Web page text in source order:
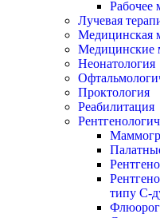
Рабочее
Лучевая
Медицинская
Медицинские
Неонатология
Проктология
Реабилитация
типу С-